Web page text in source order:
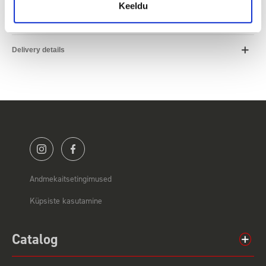
Keeldu
Product Details
Delivery details
Catalog
Andmekaitsetingimused
Küpsiste kasutamine